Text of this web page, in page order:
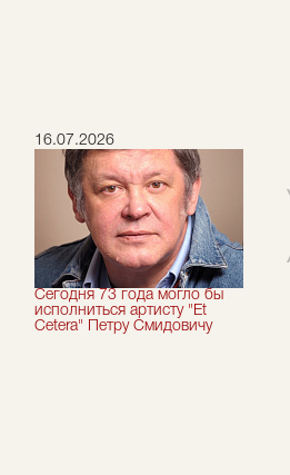
16.07.2026
Сегодня 73 года могло бы
исполниться артисту "Et
Cetera" Петру Смидовичу